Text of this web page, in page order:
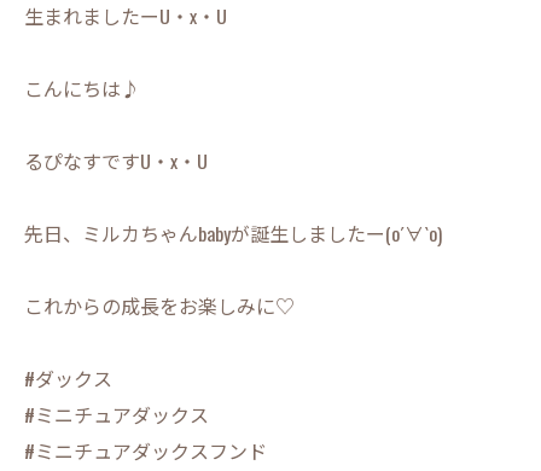
生まれましたーU・x・U
こんにちは♪
るぴなすですU・x・U
先日、ミルカちゃんbabyが誕生しましたー(о´∀`о)
これからの成長をお楽しみに♡
#ダックス
#ミニチュアダックス
#ミニチュアダックスフンド